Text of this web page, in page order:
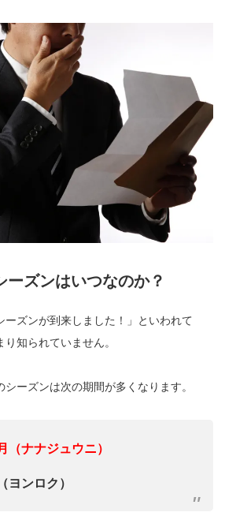
ズンはいつなのか？
ーズンが到来しました！」といわれて
知られていません。
ーズンは次の期間が多くなります。
ナナジュウニ）
ンロク）